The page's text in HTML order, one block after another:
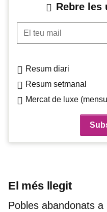
Rebre les
El teu mail
Resum diari
Resum setmanal
Mercat de luxe
El més llegit
Pobles abandonats